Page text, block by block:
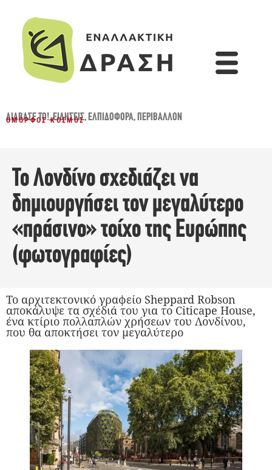
ΔΙΆΒΑΣΈ ΤΟ!,ΕΙΔΉΣΕΙΣ,ΕΛΠΙΔΟΦΌΡΑ,ΠΕΡΙΒΆΛΛΟΝ
ΌΜΟΡΦΟΣ ΚΌΣΜΟΣ
Το Λονδίνο σχεδιάζει να
δημιουργήσει τον μεγαλύτερο
«πράσινο» τοίχο της Ευρώπης
(φωτογραφίες)
Το αρχιτεκτονικό γραφείο Sheppard Robson
αποκάλυψε τα σχέδιά του για το Citicape House,
ένα κτίριο πολλαπλών χρήσεων του Λονδίνου,
που θα αποκτήσει τον μεγαλύτερο